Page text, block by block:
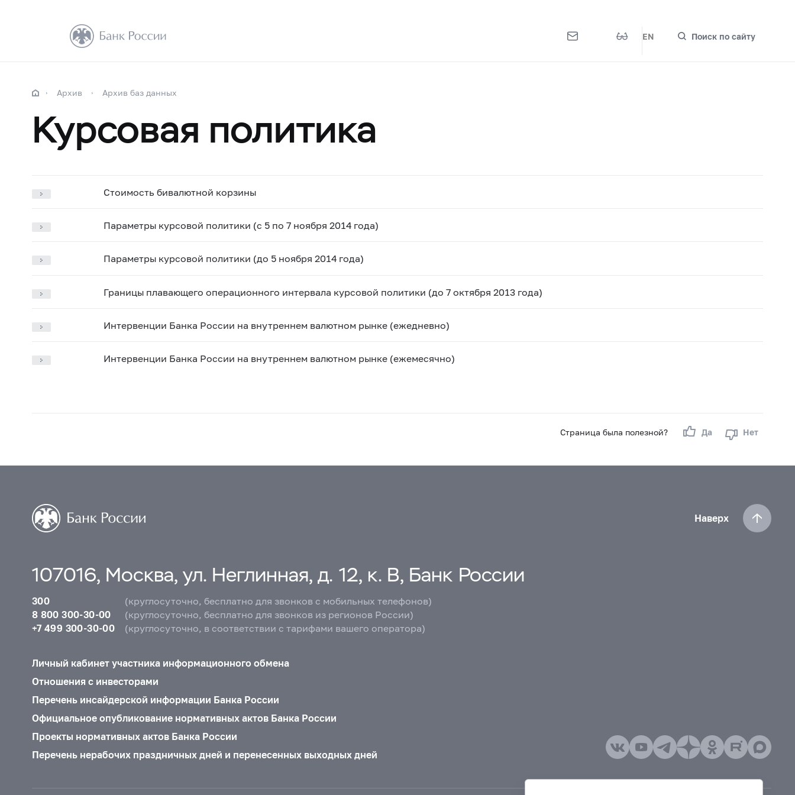
EN Поиск по сайту
Архив Архив баз данных
Курсовая политика
Стоимость бивалютной корзины
Параметры курсовой политики (с 5 по 7 ноября 2014 года)
Параметры курсовой политики (до 5 ноября 2014 года)
Границы плавающего операционного интервала курсовой политики (до 7 октября 2013 года)
Интервенции Банка России на внутреннем валютном рынке (ежедневно)
Интервенции Банка России на внутреннем валютном рынке (ежемесячно)
Страница была полезной? Да Нет
Наверх
107016, Москва, ул. Неглинная, д. 12, к. В, Банк России
300
(круглосуточно, бесплатно для звонков с мобильных телефонов)
8 800 300-30-00
(круглосуточно, бесплатно для звонков из регионов России)
+7 499 300-30-00
(круглосуточно, в соответствии с тарифами вашего оператора)
Личный кабинет участника информационного обмена
Отношения с инвесторами
Перечень инсайдерской информации Банка России
Официальное опубликование нормативных актов Банка России
Проекты нормативных актов Банка России
Перечень нерабочих праздничных дней и перенесенных выходных дней